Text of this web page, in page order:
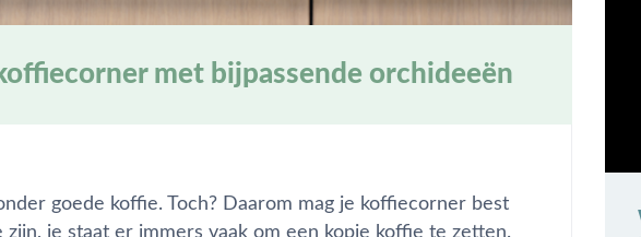
met bijpassende orchideeën
goede koffie. Toch? Daarom mag je koffiecorner best
zijn, je staat er immers vaak om een kopje koffie te zetten.